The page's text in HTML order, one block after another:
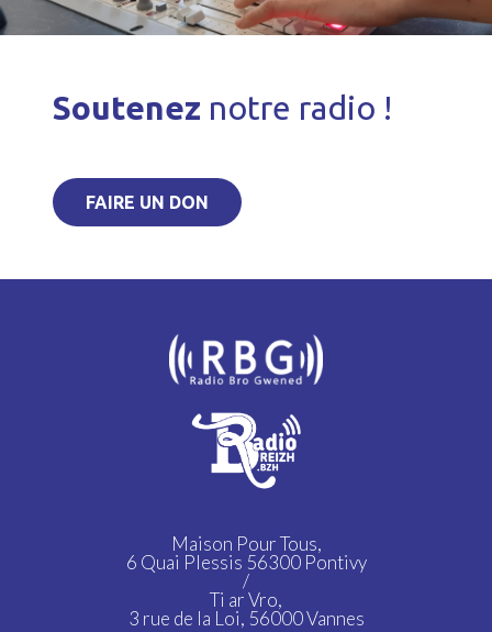
Soutenez notre radio !
FAIRE UN DON
Maison Pour Tous,
6 Quai Plessis 56300 Pontivy
/
Ti ar Vro,
3 rue de la Loi, 56000 Vannes